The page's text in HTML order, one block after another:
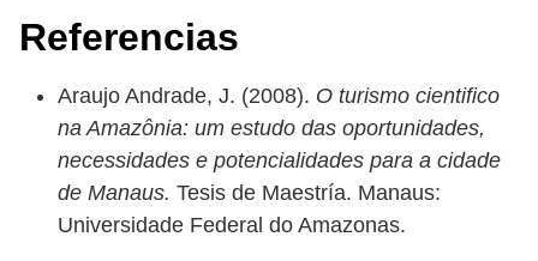
Referencias
Araujo Andrade, J. (2008). O turismo cientifico
na Amazônia: um estudo das oportunidades,
necessidades e potencialidades para a cidade
de Manaus. Tesis de Maestría. Manaus:
Universidade Federal do Amazonas.